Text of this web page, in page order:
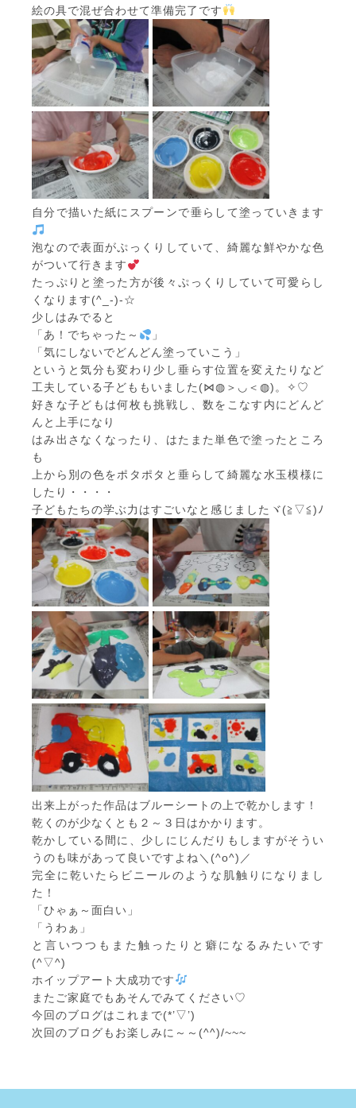
絵の具で混ぜ合わせて準備完了です
自分で描いた紙にスプーンで垂らして塗っていきます
泡なので表面がぷっくりしていて、綺麗な鮮やかな色
がついて行きます
たっぷりと塗った方が後々ぷっくりしていて可愛らし
くなります(^_-)-☆
少しはみでると
「あ！でちゃった～
」
「気にしないでどんどん塗っていこう」
というと気分も変わり少し垂らす位置を変えたりなど
工夫している子どももいました(⋈◍＞◡＜◍)。✧♡
好きな子どもは何枚も挑戦し、数をこなす内にどんど
んと上手になり
はみ出さなくなったり、はたまた単色で塗ったところ
も
上から別の色をポタポタと垂らして綺麗な水玉模様に
したり・・・・
子どもたちの学ぶ力はすごいなと感じましたヾ(≧▽≦)ﾉ
出来上がった作品はブルーシートの上で乾かします！
乾くのが少なくとも２～３日はかかります。
乾かしている間に、少しにじんだりもしますがそうい
うのも味があって良いですよね＼(^o^)／
完全に乾いたらビニールのような肌触りになりまし
た！
「ひゃぁ～面白い」
「うわぁ」
と言いつつもまた触ったりと癖になるみたいです
(^▽^)
ホイップアート大成功です
またご家庭でもあそんでみてください♡
今回のブログはこれまで(*’▽’)
次回のブログもお楽しみに～～(^^)/~~~